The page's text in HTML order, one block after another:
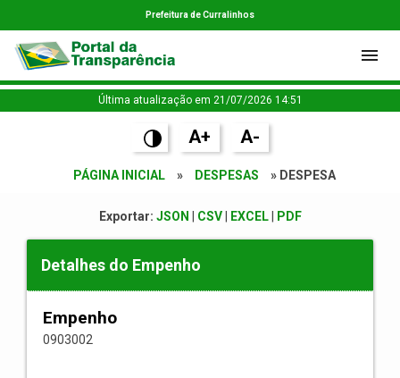
Prefeitura de Curralinhos
Última atualização em 21/07/2026 14:51
A+ A-
PÁGINA INICIAL » DESPESAS » DESPESA
Exportar: JSON CSV| EXCEL| PDF
Detalhes do Empenho
Empenho
0903002